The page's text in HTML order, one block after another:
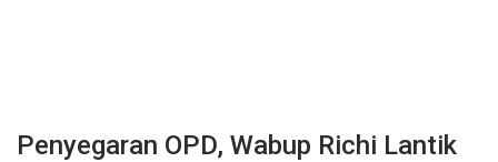
Penyegaran OPD, Wabup Richi Lantik